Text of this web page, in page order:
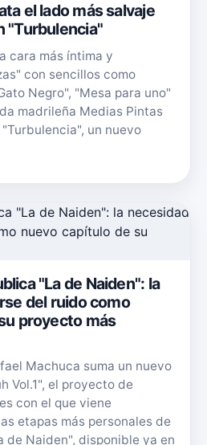
el lado más salvaje
"Turbulencia"
cara más íntima y
con sencillos como
Negro", "Mesa para uno"
madrileña Medias Pintas
un nuevo
"La de Naiden": la
del ruido como
proyecto más
Machuca suma un nuevo
Vol.1", el proyecto de
con el que viene
etapas más personales de
de Naiden", disponible ya en